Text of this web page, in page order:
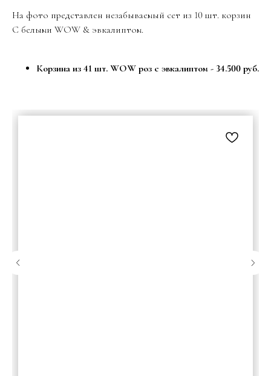
На фото представлен незабываемый сет из 10 шт. корзин
С белыми WOW & эвкалиптом.
Корзина из 41 шт. WOW роз с эвкалиптом - 34.500 руб.